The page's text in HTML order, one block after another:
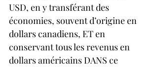
USD, en y transférant des
économies, souvent d’origine en
dollars canadiens, ET en
conservant tous les revenus en
dollars américains DANS ce